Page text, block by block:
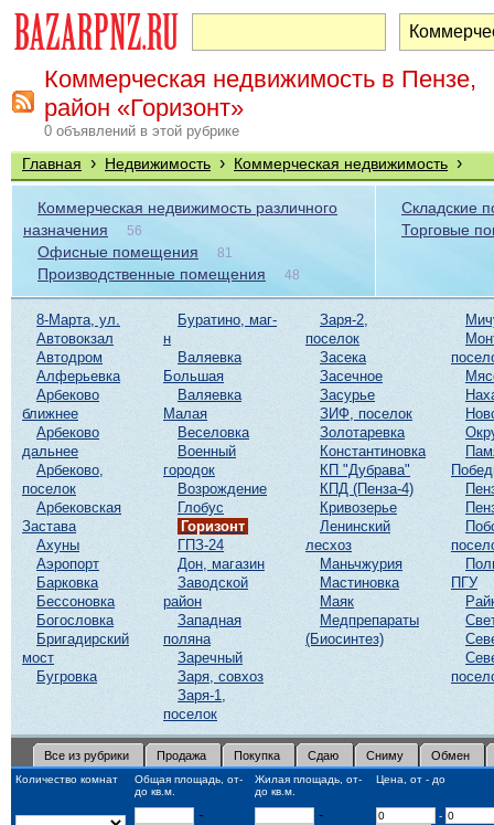
Коммерческая недвижимость в Пензе,
район «Горизонт»
0 объявлений в этой рубрике
Главная › Недвижимость › Коммерческая недвижимость ›
Коммерческая недвижимость различного
назначения
56
Офисные помещения 81
Производственные помещения 48
Складские
Торговые
8-Марта, ул.
Автовокзал
Автодром
Алферьевка
Арбеково
ближнее
Арбеково
дальнее
Арбеково,
поселок
Арбековская
Застава
Ахуны
Аэропорт
Барковка
Бессоновка
Богословка
Бригадирский
мост
Бугровка
Буратино, маг-
н
Валяевка
Большая
Валяевка
Малая
Веселовка
Военный
городок
Возрождение
Глобус
Горизонт
ГПЗ-24
Дон, магазин
Заводской
район
Западная
поляна
Заречный
Заря, совхоз
Заря-1,
поселок
Заря-2,
поселок
Засека
Засечное
Засурье
ЗИФ, поселок
Золотаревка
Константиновка
КП "Дубрава"
КПД (Пенза-4)
Кривозерье
Ленинский
лесхоз
Маньчжурия
Мастиновка
Маяк
Медпрепараты
(Биосинтез)
ПГУ
Все из рубрики Продажа Покупка Сдаю Сниму Обмен
Количество комнат
Общая площадь, от-
до кв.м.
Жилая площадь, от-
до кв.м.
Цена, от - до
- - -